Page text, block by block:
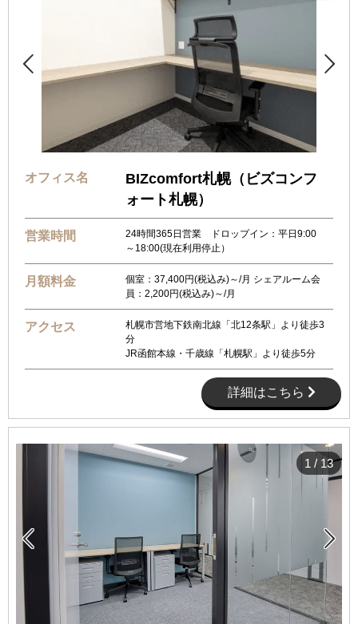
 
オフィス名
BIZcomfort札幌（ビズコンフ
ォート札幌）
営業時間
24時間365日営業 ドロップイン：平日9:00
～18:00(現在利用停止）
月額料金
個室：37,400円(税込み)～/月 シェアルーム会
員：2,200円(税込み)～/月
アクセス
札幌市営地下鉄南北線「北12条駅」より徒歩3
分
JR函館本線・千歳線「札幌駅」より徒歩5分
詳細はこちら
 
1 / 13